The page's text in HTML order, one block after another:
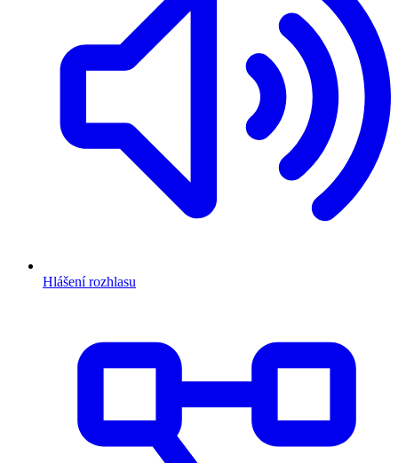
Hlášení rozhlasu